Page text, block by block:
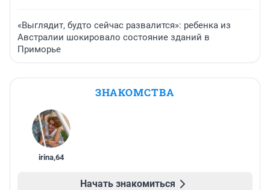
«Выглядит, будто сейчас развалится»: ребенка из
Австралии шокировало состояние зданий в
Приморье
ЗНАКОМСТВА
irina,64
Начать знакомиться